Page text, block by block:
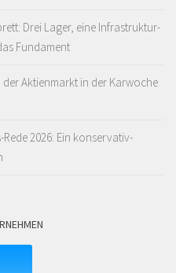
Drei Lager, eine Infrastruktur-
Fundament
der Aktienmarkt in der Karwoche
2026: Ein konservativ-